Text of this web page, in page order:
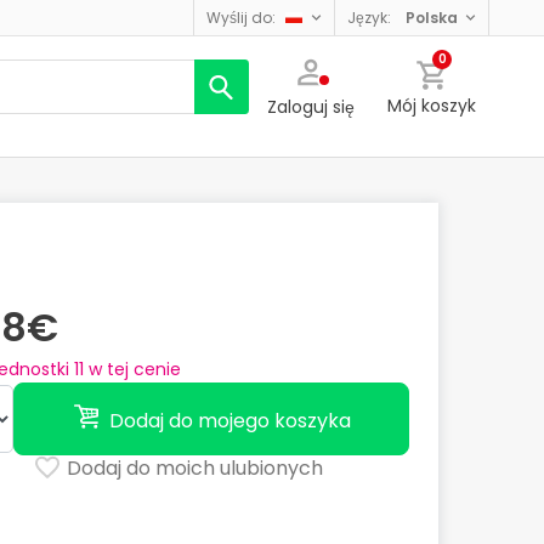
wyślij do: język: polska
Zaloguj się
0
Mój koszyk
11 w tej cenie
Dodaj do mojego koszyka
Dodaj do moich ulubionych